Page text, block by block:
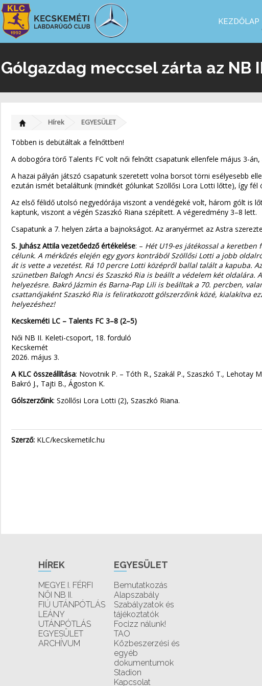
KEZDŐLAP
Gólgazdag meccsel zárta az
Hírek EGYESÜLET
Többen is debütáltak a felnőttben!
A dobogóra törő Talents FC volt női felnőtt csapatunk ellenfele május 3-
A hazai pályán játszó csapatunk szeretett volna borsot törni esélyesebb
ezután ismét betaláltunk (mindkét gólunkat Szöllősi Lora Lotti lőtte), így fél
Az első félidő utolsó negyedórája viszont a vendégeké volt, három gólt is
kaptunk, viszont a végén Szaszkó Riana szépített. A végeredmény 3–8 lett.
Csapatunk a 7. helyen zárta a bajnokságot. Az aranyérmet az Astra
S. Juhász Attila vezetőedző értékelése: – Hét U19-es játékossal a
célunk. A mérkőzés elején egy gyors kontrából Szöllősi Lotti a jobb
át is vette a vezetést. Rá 10 percre Lotti középről ballal talált a kapuba.
szünetben Balogh Ancsi és Szaszkó Ria is beállt a védelem két
helyezésre. Bakró Jázmin és Barna-Pap Lili is beálltak a 70. percben,
csattanójaként Szaszkó Ria is feliratkozott gólszerzőink közé, kialakítva
helyezéshez!
Kecskeméti LC – Talents FC 3–8 (2–5)
Női NB II. Keleti-csoport, 18. forduló
Kecskemét
2026. május 3.
A KLC összeállítása: Novotnik P. – Tóth R., Szakál P., Szaszkó T., Lehotay
Bakró J., Tajti B., Ágoston K.
Gólszerzőink: Szöllősi Lora Lotti (2), Szaszkó Riana.
Szerző: KLC/kecskemetilc.hu
HÍREK
MEGYE I. FÉRFI
NŐI NB II.
FIÚ UTÁNPÓTLÁS
LEÁNY
UTÁNPÓTLÁS
EGYESÜLET
ARCHÍVUM
EGYESÜLET
Bemutatkozás
Alapszabály
Szabályzatok és
tájékoztatók
Focizz nálunk!
TAO
Közbeszerzési és
egyéb
dokumentumok
Stadion
Kapcsolat